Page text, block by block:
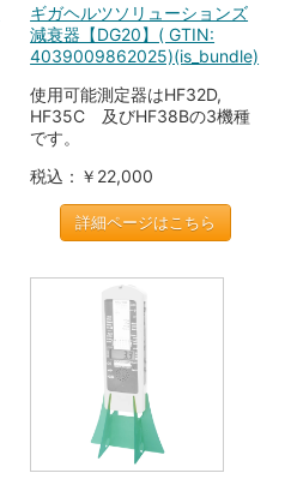
ギガヘルツソリューションズ
減衰器【DG20】( GTIN:
4039009862025)(is_bundle)
使用可能測定器はHF32D,
HF35C 及びHF38Bの3機種
です。
税込：￥22,000
詳細ページはこちら